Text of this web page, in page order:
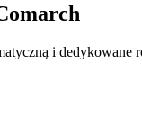
i dedykowane